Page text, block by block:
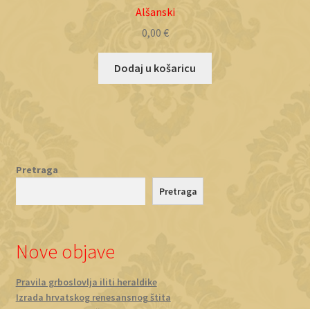
Alšanski
0,00 €
Dodaj u košaricu
Pretraga
Pretraga
Nove objave
Pravila grboslovlja iliti heraldike
Izrada hrvatskog renesansnog štita